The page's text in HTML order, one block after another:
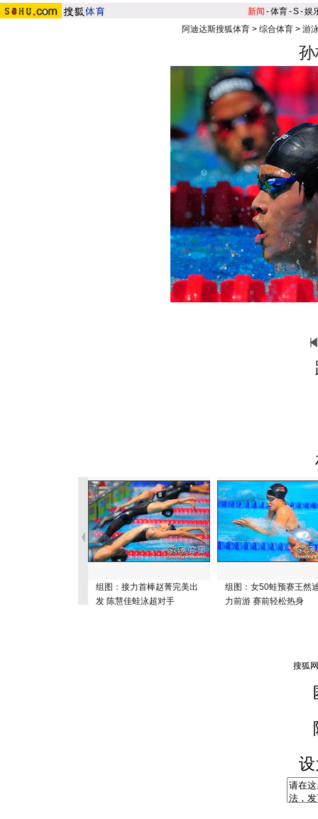
新闻 -体育-S-娱
阿迪达斯搜狐体育> 综合体育> 游
组图：接力首棒赵菁完美出
发 陈慧佳蛙泳超对手
组图：女50蛙预赛王然
力前游 赛前轻松热身